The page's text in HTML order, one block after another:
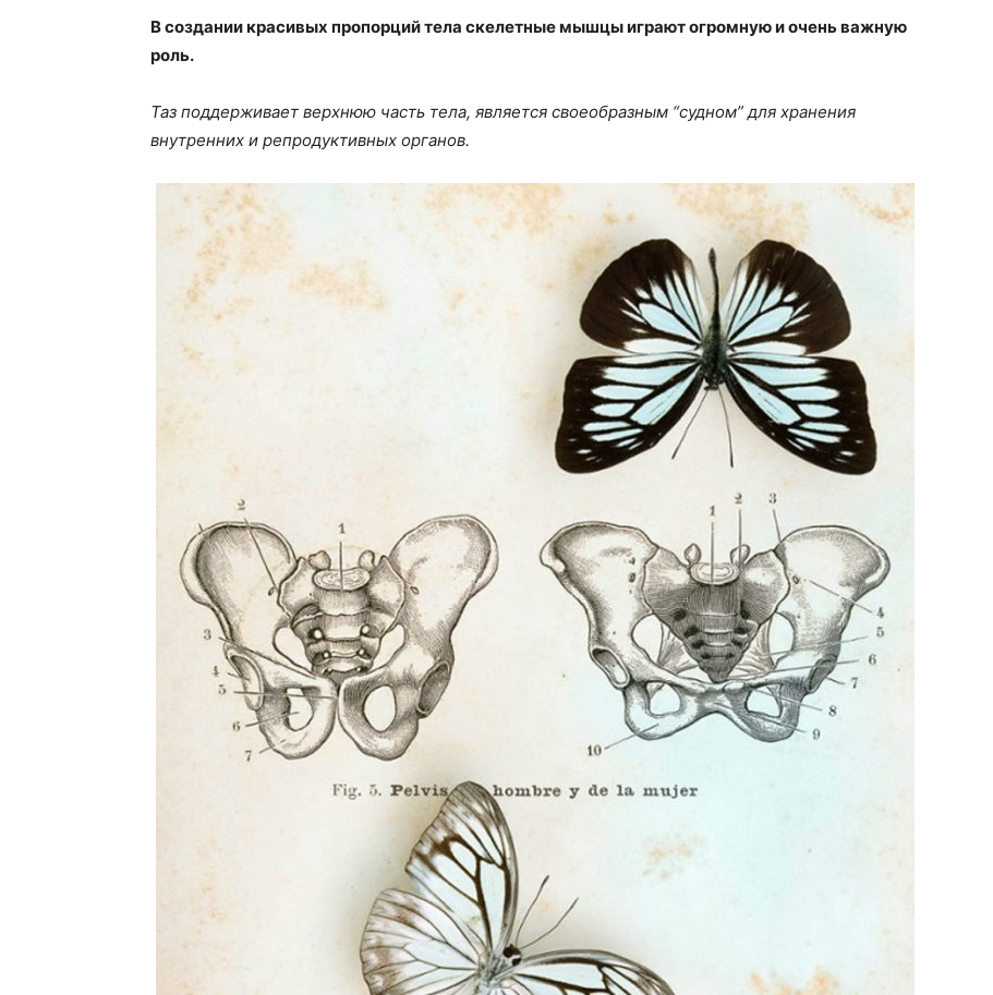
В создании красивых пропорций тела скелетные мышцы играют огромную и очень важную
роль.
Таз поддерживает верхнюю часть тела, является своеобразным “судном” для хранения
внутренних и репродуктивных органов.